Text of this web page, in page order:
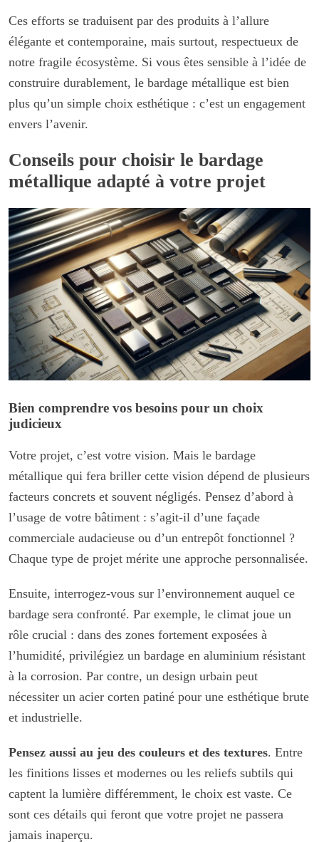
Ces efforts se traduisent par des produits à l’allure
élégante et contemporaine, mais surtout, respectueux de
notre fragile écosystème. Si vous êtes sensible à l’idée de
construire durablement, le bardage métallique est bien
plus qu’un simple choix esthétique : c’est un engagement
envers l’avenir.
Conseils pour choisir le bardage
métallique adapté à votre projet
Bien comprendre vos besoins pour un choix
judicieux
Votre projet, c’est votre vision. Mais le bardage
métallique qui fera briller cette vision dépend de plusieurs
facteurs concrets et souvent négligés. Pensez d’abord à
l’usage de votre bâtiment : s’agit-il d’une façade
commerciale audacieuse ou d’un entrepôt fonctionnel ?
Chaque type de projet mérite une approche personnalisée.
Ensuite, interrogez-vous sur l’environnement auquel ce
bardage sera confronté. Par exemple, le climat joue un
rôle crucial : dans des zones fortement exposées à
l’humidité, privilégiez un bardage en aluminium résistant
à la corrosion. Par contre, un design urbain peut
nécessiter un acier corten patiné pour une esthétique brute
et industrielle.
Pensez aussi au jeu des couleurs et des textures. Entre
les finitions lisses et modernes ou les reliefs subtils qui
captent la lumière différemment, le choix est vaste. Ce
sont ces détails qui feront que votre projet ne passera
jamais inaperçu.